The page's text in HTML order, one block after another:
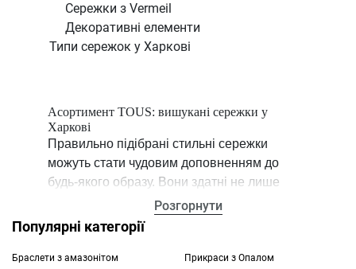
Сережки з Vermeil
Декоративні елементи
Типи сережок у Харкові
Асортимент TOUS: вишукані сережки у
Харкові
Правильно підібрані стильні сережки
можуть стати чудовим доповненням до
будь-якого образу. Вони здатні не лише
підкреслити ваш неповторний стиль, а й
стати яскравим акцентом. Від типу, форми
та дизайну прикрас залежить не лише
зовнішній вигляд самихювелірних виробів
Розгорнути
Популярні категорії
Браслети з амазонітом
Прикраси з Опалом